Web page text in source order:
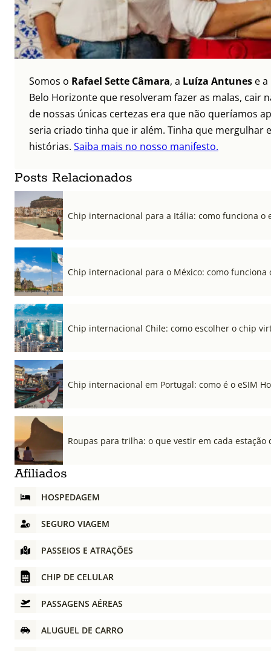
Somos o Rafael Sette Câmara, a Luíza Antunes e a
Belo Horizonte que resolveram fazer as malas, cair
de nossas únicas certezas era que não queríamos
seria criado tinha que ir além. Tinha que mergulhar
histórias. Saiba mais no nosso manifesto.
Posts Relacionados
Chip internacional para a Itália: como funciona o
Chip internacional para o México: como funciona
Chip internacional Chile: como escolher o chip
Chip internacional em Portugal: como é o eSIM
Roupas para trilha: o que vestir em cada estação
Afiliados
HOSPEDAGEM
SEGURO VIAGEM
PASSEIOS E ATRAÇÕES
CHIP DE CELULAR
PASSAGENS AÉREAS
ALUGUEL DE CARRO